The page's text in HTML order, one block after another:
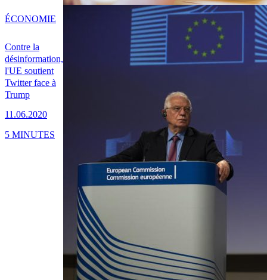
Contre la
désinformation,
l'UE soutient
Twitter face à
Trump
11.06.2020
ÉCONOMIE
5 MINUTES